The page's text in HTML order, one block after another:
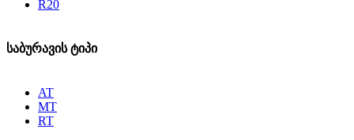
R20
საბურავის ტიპი
AT
MT
RT